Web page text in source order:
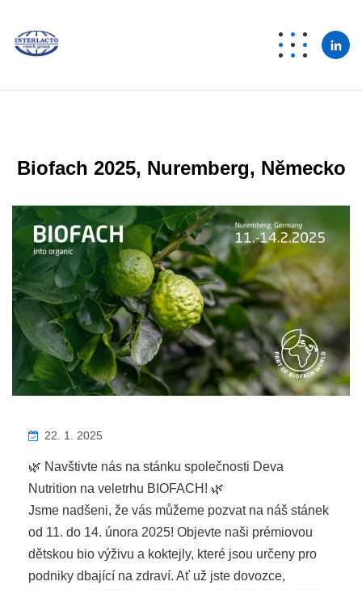
Biofach 2025, Nuremberg, Německo
22. 1. 2025
🌿 Navštivte nás na stánku společnosti Deva
Nutrition na veletrhu BIOFACH! 🌿
Jsme nadšeni, že vás můžeme pozvat na náš stánek
od 11. do 14. února 2025! Objevte naši prémiovou
dětskou bio výživu a koktejly, které jsou určeny pro
podniky dbající na zdraví. Ať už jste dovozce,